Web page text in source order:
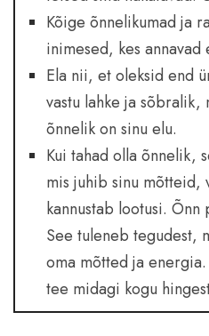
Kõige õnnelikumad ja
inimesed, kes
Ela nii, et oleksid end
vastu lahke ja sõbralik,
õnnelik on sinu elu.
Kui tahad olla õnnelik,
mis juhib sinu mõtteid,
kannustab lootusi. Õnn
See tuleneb tegudest,
oma mõtted ja
tee midagi kogu